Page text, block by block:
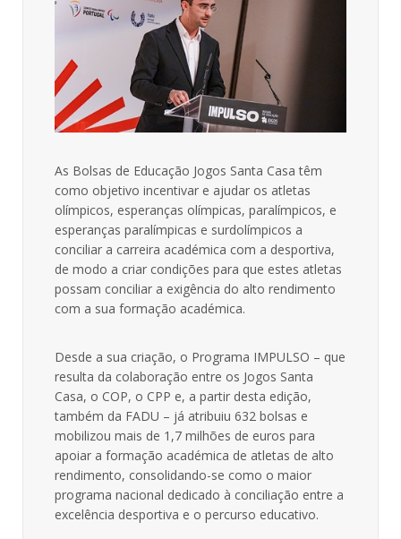
As Bolsas de Educação Jogos Santa Casa têm
como objetivo incentivar e ajudar os atletas
olímpicos, esperanças olímpicas, paralímpicos, e
esperanças paralímpicas e surdolímpicos a
conciliar a carreira académica com a desportiva,
de modo a criar condições para que estes atletas
possam conciliar a exigência do alto rendimento
com a sua formação académica.
Desde a sua criação, o Programa IMPULSO – que
resulta da colaboração entre os Jogos Santa
Casa, o COP, o CPP e, a partir desta edição,
também da FADU – já atribuiu 632 bolsas e
mobilizou mais de 1,7 milhões de euros para
apoiar a formação académica de atletas de alto
rendimento, consolidando-se como o maior
programa nacional dedicado à conciliação entre a
excelência desportiva e o percurso educativo.